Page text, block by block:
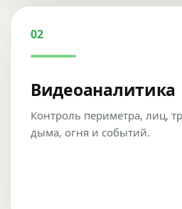
02
Видеоаналитика
Контроль периметра, лиц,
дыма, огня и событий.